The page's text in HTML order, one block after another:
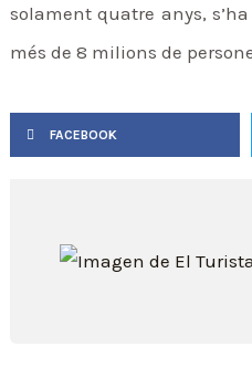
solament quatre anys,
més de 8 milions de
FACEBOOK